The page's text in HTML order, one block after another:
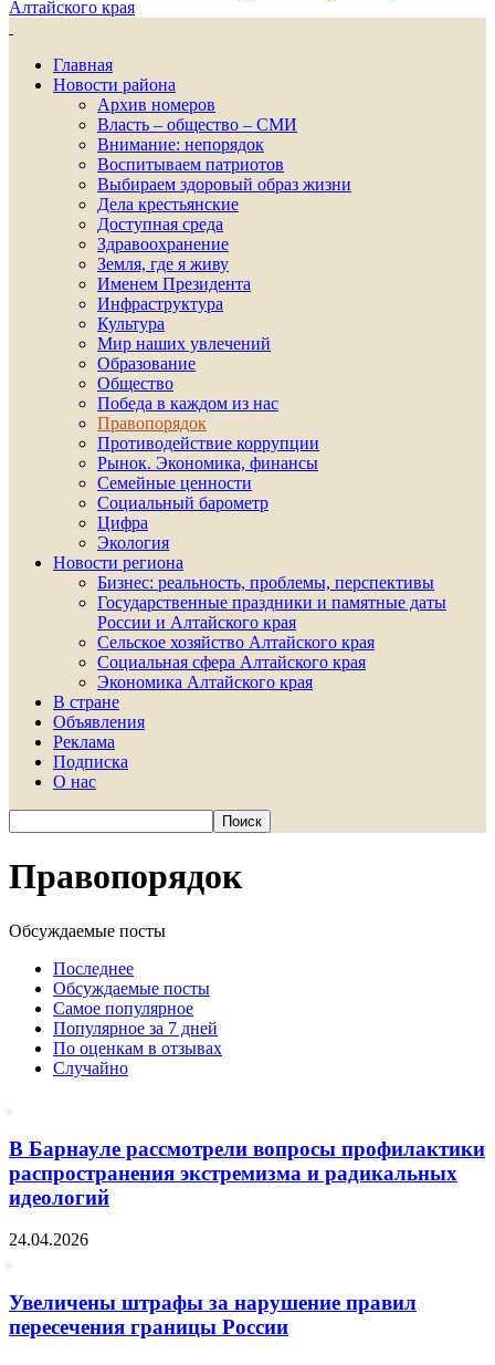
Алтайского края
Главная
Новости района
Архив номеров
Власть – общество – СМИ
Внимание: непорядок
Воспитываем патриотов
Выбираем здоровый образ жизни
Дела крестьянские
Доступная среда
Здравоохранение
Земля, где я живу
Именем Президента
Инфраструктура
Культура
Мир наших увлечений
Образование
Общество
Победа в каждом из нас
Правопорядок
Противодействие коррупции
Рынок. Экономика, финансы
Семейные ценности
Социальный барометр
Цифра
Экология
Новости региона
Бизнес: реальность, проблемы, перспективы
Государственные праздники и памятные даты
России и Алтайского края
Сельское хозяйство Алтайского края
Социальная сфера Алтайского края
Экономика Алтайского края
В стране
Объявления
Реклама
Подписка
О нас
Правопорядок
Обсуждаемые посты
Последнее
Обсуждаемые посты
Самое популярное
Популярное за 7 дней
По оценкам в отзывах
Случайно
В Барнауле рассмотрели вопросы профилактики
распространения экстремизма и радикальных
идеологий
24.04.2026
Увеличены штрафы за нарушение правил
пересечения границы России